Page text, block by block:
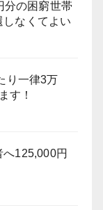
分の困窮世帯
なくてよい
り一律3万
す！
へ125,000円